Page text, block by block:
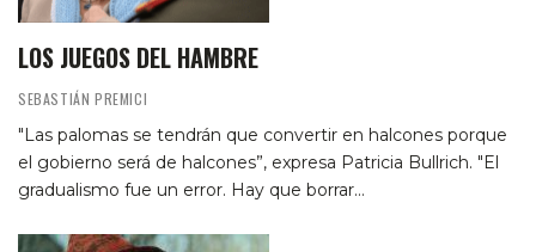
LOS JUEGOS DEL HAMBRE
SEBASTIÁN PREMICI
"Las palomas se tendrán que convertir en halcones porque
el gobierno será de halcones”, expresa Patricia Bullrich. "El
gradualismo fue un error. Hay que borrar…